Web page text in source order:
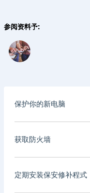
保护你的新电脑
获取防火墙
定期安装保安修补程式
参阅资料予: